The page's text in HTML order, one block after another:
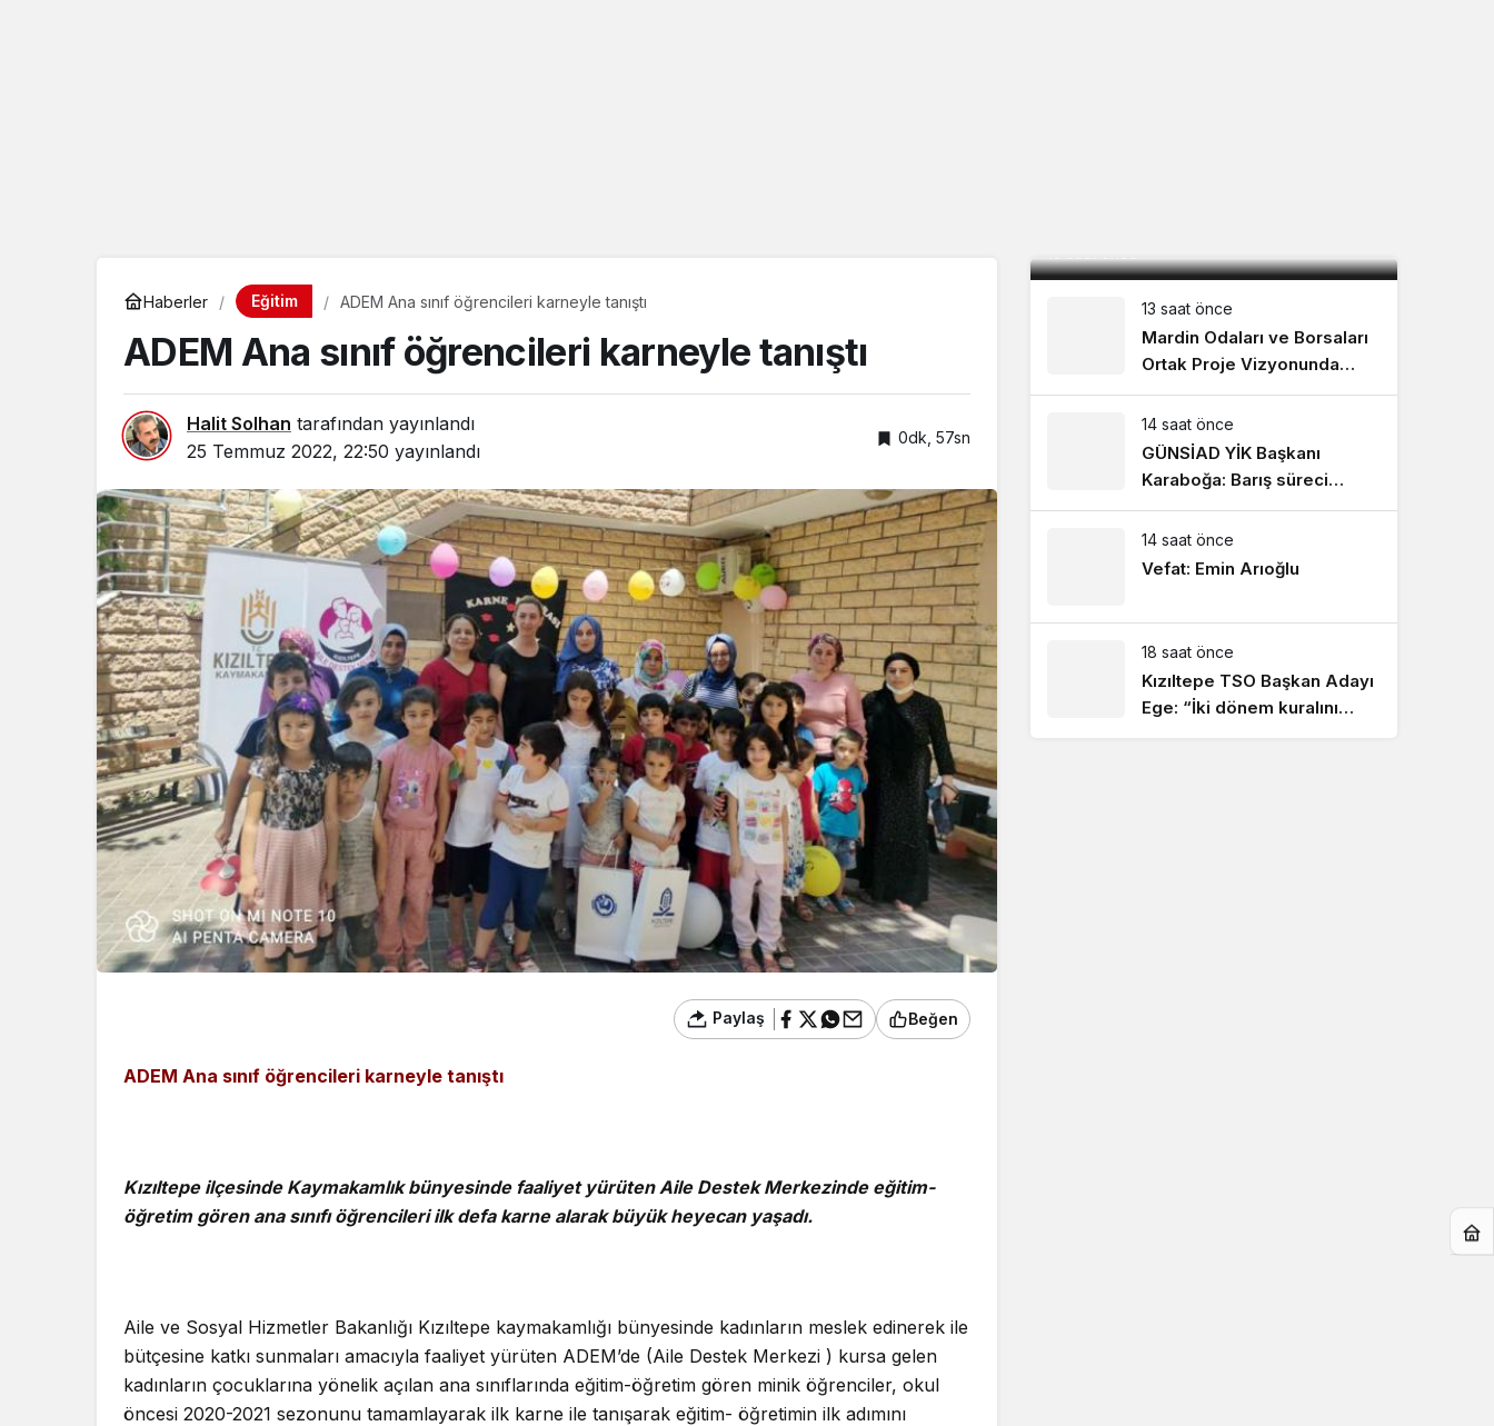
Haberler Eğitim ADEM Ana sınıf öğrencileri karneyle tanıştı
ADEM Ana sınıf öğrencileri karneyle tanıştı
Halit Solhan tarafından yayınlandı
25 Temmuz 2022, 22:50 yayınlandı
0dk, 57sn
Paylaş Beğen
ADEM Ana sınıf öğrencileri karneyle tanıştı
Kızıltepe ilçesinde Kaymakamlık bünyesinde faaliyet yürüten Aile Destek Merkezinde eğitim-
öğretim gören ana sınıfı öğrencileri ilk defa karne alarak büyük heyecan yaşadı.
Aile ve Sosyal Hizmetler Bakanlığı Kızıltepe kaymakamlığı bünyesinde kadınların meslek edinerek ile
bütçesine katkı sunmaları amacıyla faaliyet yürüten ADEM’de (Aile Destek Merkezi ) kursa gelen
kadınların çocuklarına yönelik açılan ana sınıflarında eğitim-öğretim gören minik öğrenciler, okul
öncesi 2020-2021 sezonunu tamamlayarak ilk karne ile tanışarak eğitim- öğretimin ilk adımını
13 saat önce
Mardin Odaları ve Borsaları
Ortak Proje Vizyonunda
Buluştu
14 saat önce
GÜNSİAD YİK Başkanı
Karaboğa: Barış süreci
ekonomik kazanımların
artmasını sağlayacak!
14 saat önce
Vefat: Emin Arıoğlu
18 saat önce
Kızıltepe TSO Başkan Adayı
Ege: “İki dönem kuralını